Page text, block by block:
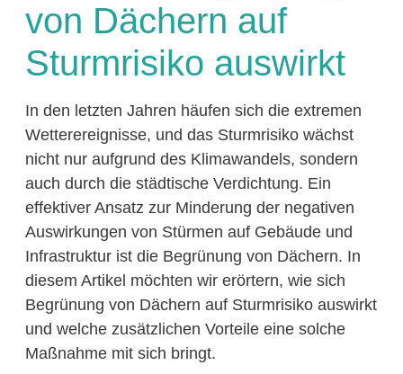
von Dächern auf
Sturmrisiko auswirkt
In den letzten Jahren häufen sich die extremen
Wetterereignisse, und das Sturmrisiko wächst
nicht nur aufgrund des Klimawandels, sondern
auch durch die städtische Verdichtung. Ein
effektiver Ansatz zur Minderung der negativen
Auswirkungen von Stürmen auf Gebäude und
Infrastruktur ist die Begrünung von Dächern. In
diesem Artikel möchten wir erörtern, wie sich
Begrünung von Dächern auf Sturmrisiko auswirkt
und welche zusätzlichen Vorteile eine solche
Maßnahme mit sich bringt.